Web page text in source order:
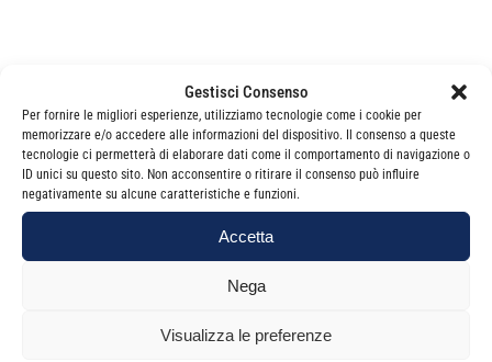
Gestisci Consenso
Per fornire le migliori esperienze, utilizziamo tecnologie come i cookie per
memorizzare e/o accedere alle informazioni del dispositivo. Il consenso a queste
tecnologie ci permetterà di elaborare dati come il comportamento di navigazione o
ID unici su questo sito. Non acconsentire o ritirare il consenso può influire
negativamente su alcune caratteristiche e funzioni.
Accetta
Nega
Visualizza le preferenze
CategorieNews